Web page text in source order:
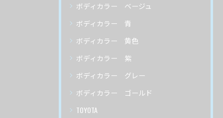
ボディカラー ベージュ
ボディカラー 青
ボディカラー 黄色
ボディカラー 紫
ボディカラー グレー
ボディカラー ゴールド
TOYOTA